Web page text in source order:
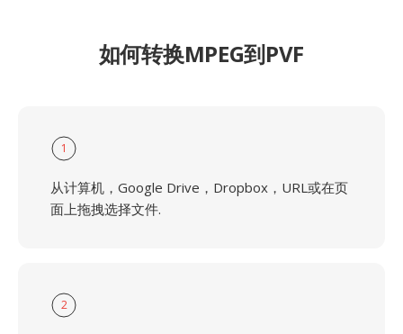
如何转换MPEG到PVF
1
从计算机，Google Drive，Dropbox，URL或在页
面上拖拽选择文件.
2